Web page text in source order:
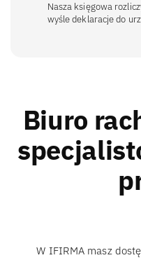
Nasza księgowa
wyśle deklaracje do
Biuro
W IFIRMA masz